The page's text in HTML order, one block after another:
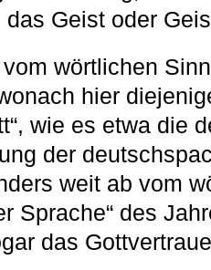
das Geist oder
wörtlichen
hier
wie es etwa die
der
weit ab vom
Sprache“ des
das